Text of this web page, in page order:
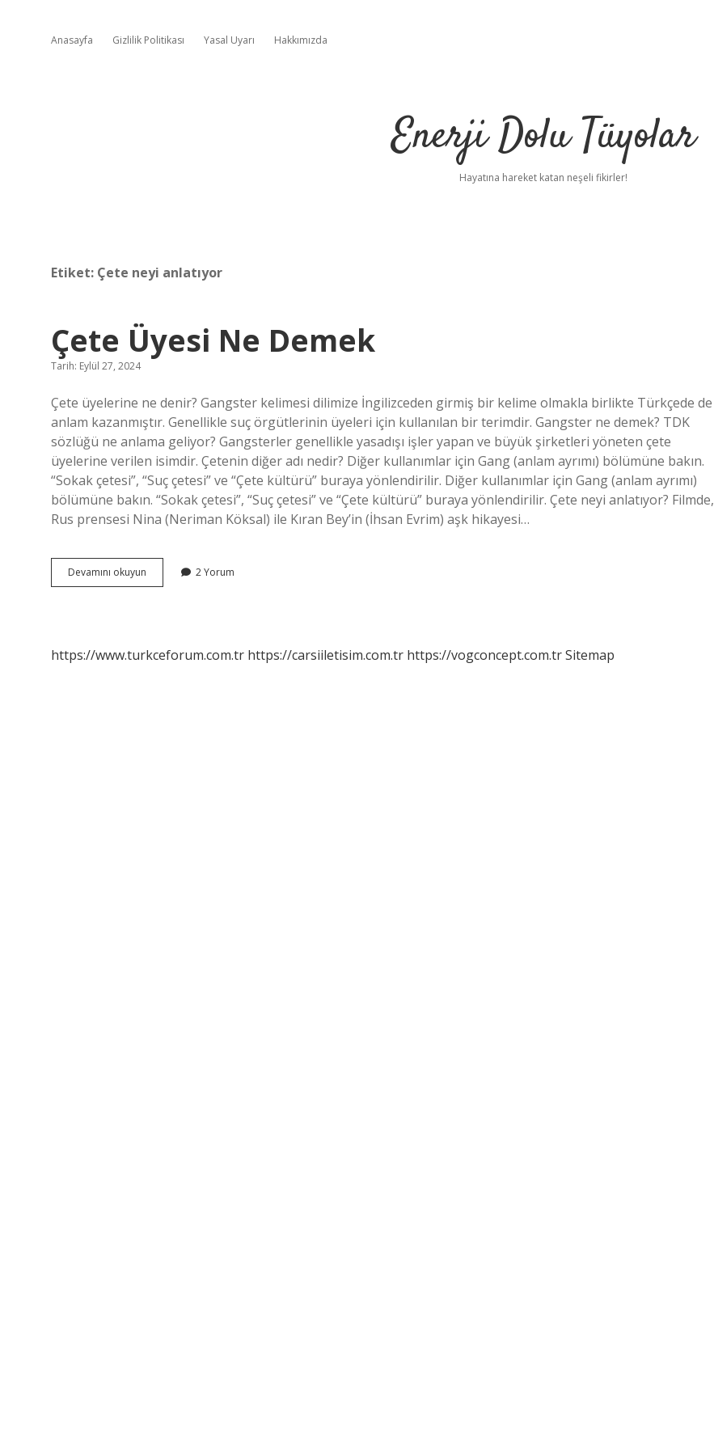
Anasayfa Gizlilik Politikası Yasal Uyarı Hakkımızda
Enerji Dolu Tüyolar
Hayatına hareket katan neşeli fikirler!
Etiket: Çete neyi anlatıyor
Çete Üyesi Ne Demek
Tarih: Eylül 27, 2024
Çete üyelerine ne denir? Gangster kelimesi dilimize İngilizceden girmiş bir kelime olmakla birlikte Türkçede de
anlam kazanmıştır. Genellikle suç örgütlerinin üyeleri için kullanılan bir terimdir. Gangster ne demek? TDK
sözlüğü ne anlama geliyor? Gangsterler genellikle yasadışı işler yapan ve büyük şirketleri yöneten çete
üyelerine verilen isimdir. Çetenin diğer adı nedir? Diğer kullanımlar için Gang (anlam ayrımı) bölümüne bakın.
“Sokak çetesi”, “Suç çetesi” ve “Çete kültürü” buraya yönlendirilir. Diğer kullanımlar için Gang (anlam ayrımı)
bölümüne bakın. “Sokak çetesi”, “Suç çetesi” ve “Çete kültürü” buraya yönlendirilir. Çete neyi anlatıyor? Filmde,
Rus prensesi Nina (Neriman Köksal) ile Kıran Bey’in (İhsan Evrim) aşk hikayesi…
Devamını okuyun
Üyesi
2 Yorum
https://www.turkceforum.com.tr https://carsiiletisim.com.tr https://vogconcept.com.trSitemap